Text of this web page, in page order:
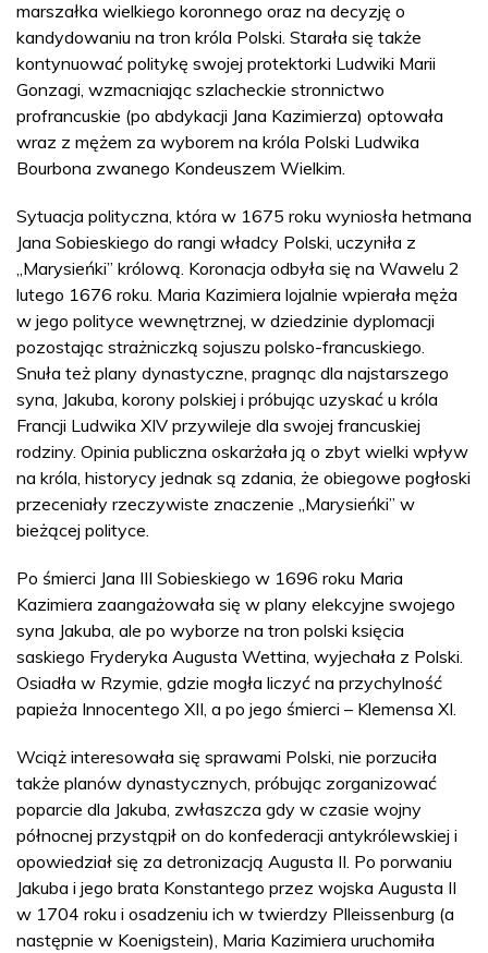
marszałka wielkiego koronnego oraz na decyzję o
kandydowaniu na tron króla Polski. Starała się także
kontynuować politykę swojej protektorki Ludwiki Marii
Gonzagi, wzmacniając szlacheckie stronnictwo
profrancuskie (po abdykacji Jana Kazimierza) optowała
wraz z mężem za wyborem na króla Polski Ludwika
Bourbona zwanego Kondeuszem Wielkim.
Sytuacja polityczna, która w 1675 roku wyniosła hetmana
Jana Sobieskiego do rangi władcy Polski, uczyniła z
„Marysieńki” królową. Koronacja odbyła się na Wawelu 2
lutego 1676 roku. Maria Kazimiera lojalnie wpierała męża
w jego polityce wewnętrznej, w dziedzinie dyplomacji
pozostając strażniczką sojuszu polsko-francuskiego.
Snuła też plany dynastyczne, pragnąc dla najstarszego
syna, Jakuba, korony polskiej i próbując uzyskać u króla
Francji Ludwika XIV przywileje dla swojej francuskiej
rodziny. Opinia publiczna oskarżała ją o zbyt wielki wpływ
na króla, historycy jednak są zdania, że obiegowe pogłoski
przeceniały rzeczywiste znaczenie „Marysieńki” w
bieżącej polityce.
Po śmierci Jana III Sobieskiego w 1696 roku Maria
Kazimiera zaangażowała się w plany elekcyjne swojego
syna Jakuba, ale po wyborze na tron polski księcia
saskiego Fryderyka Augusta Wettina, wyjechała z Polski.
Osiadła w Rzymie, gdzie mogła liczyć na przychylność
papieża Innocentego XII, a po jego śmierci – Klemensa XI.
Wciąż interesowała się sprawami Polski, nie porzuciła
także planów dynastycznych, próbując zorganizować
poparcie dla Jakuba, zwłaszcza gdy w czasie wojny
północnej przystąpił on do konfederacji antykrólewskiej i
opowiedział się za detronizacją Augusta II. Po porwaniu
Jakuba i jego brata Konstantego przez wojska Augusta II
w 1704 roku i osadzeniu ich w twierdzy Plleissenburg (a
następnie w Koenigstein), Maria Kazimiera uruchomiła